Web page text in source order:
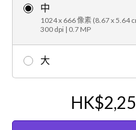
中
1024 x 666 像素 (8.67 x 5.64
300 dpi | 0.7 MP
大